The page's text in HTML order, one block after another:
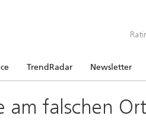
TrendRadar Newsletter
am falschen